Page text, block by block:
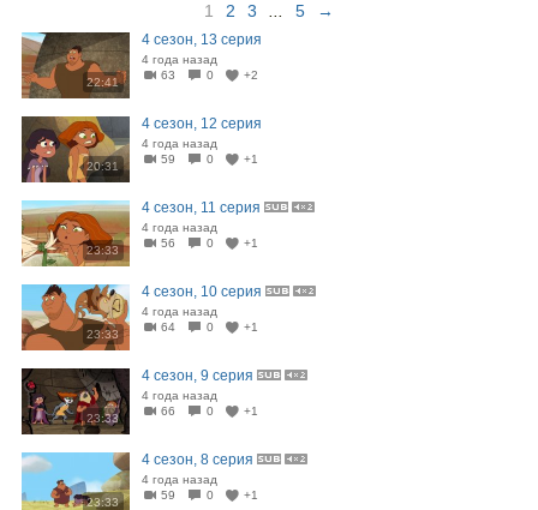
1 2 3 5 →
22:41
4 сезон, 13 серия
4 года назад
63
0 +2
20:31
4 сезон, 12 серия
4 года назад
59
0 +1
23:33
4 сезон, 11 серия
4 года назад
56
0 +1
23:33
4 сезон, 10 серия
4 года назад
64
0 +1
23:33
4 сезон, 9 серия
4 года назад
66
0 +1
23:33
4 сезон, 8 серия
4 года назад
59
0 +1